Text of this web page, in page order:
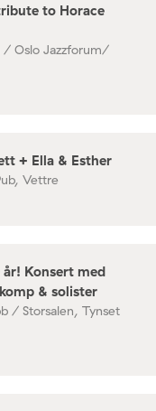
to Horace
/ Oslo Jazzforum/
+ Ella & Esther
Vettre
Konsert med
& solister
/ Storsalen, Tynset